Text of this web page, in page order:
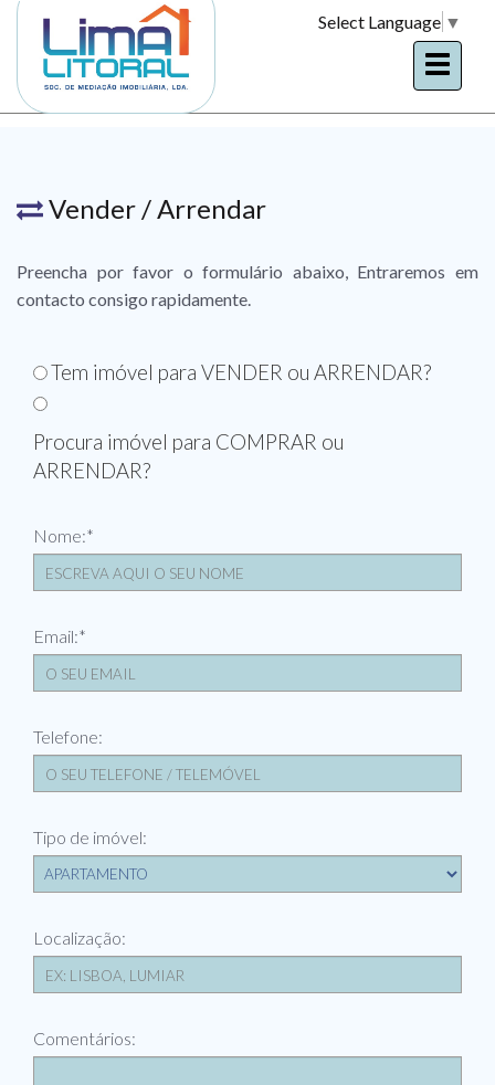
Select Language ▼
Vender / Arrendar
Preencha por favor o formulário abaixo, Entraremos em
contacto consigo rapidamente.
Tem imóvel para VENDER ou ARRENDAR?
Procura imóvel para COMPRAR ou
ARRENDAR?
Nome:*
Email:*
Telefone:
Tipo de imóvel:
Localização:
Comentários: